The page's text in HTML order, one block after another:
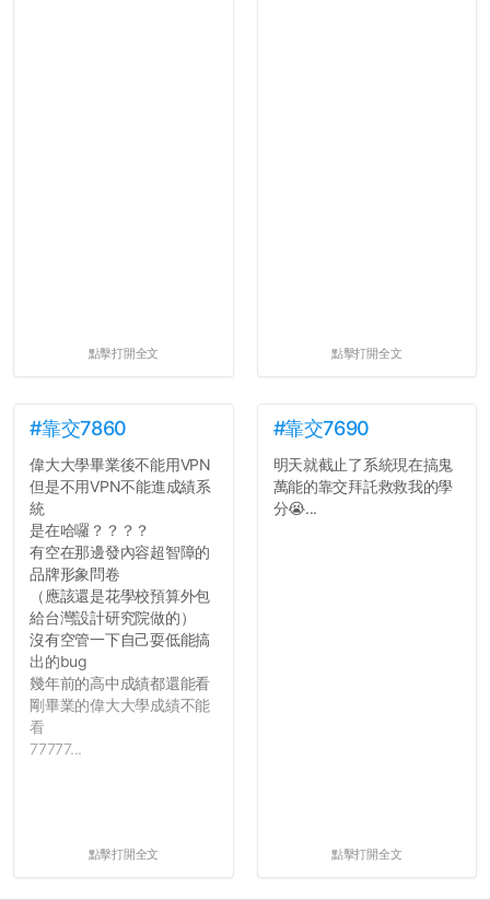
點擊打開全文 點擊打開全文
#靠交7860
偉大大學畢業後不能用VPN
但是不用VPN不能進成績系
統
是在哈囉？？？？
有空在那邊發內容超智障的
品牌形象問卷
（應該還是花學校預算外包
給台灣設計研究院做的）
沒有空管一下自己耍低能搞
出的bug
幾年前的高中成績都還能看
剛畢業的偉大大學成績不能
看
77777...
點擊打開全文
#靠交7690
明天就截止了系統現在搞鬼
萬能的靠交拜託救救我的學
分😭...
點擊打開全文